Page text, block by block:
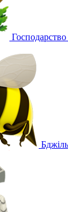
Господарство